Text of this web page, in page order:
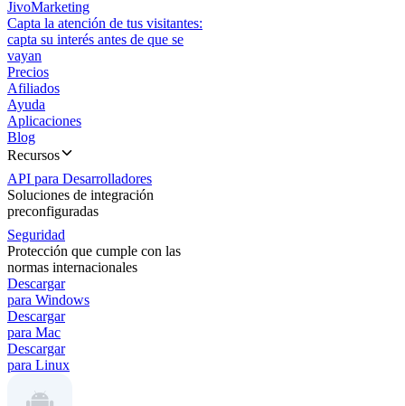
JivoMarketing
Capta la atención de tus visitantes:
capta su interés antes de que se
vayan
Precios
Afiliados
Ayuda
Aplicaciones
Blog
Recursos
API para Desarrolladores
Soluciones de integración
preconfiguradas
Seguridad
Protección que cumple con las
normas internacionales
Descargar
para Windows
Descargar
para Mac
Descargar
para Linux